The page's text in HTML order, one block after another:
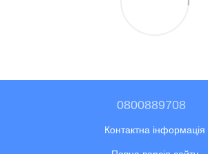
0800889708
Контактна інформація